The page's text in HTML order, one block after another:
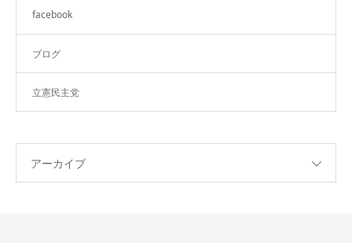
facebook
ブログ
立憲民主党
アーカイブ